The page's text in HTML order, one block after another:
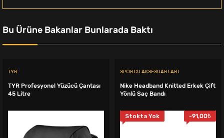
Bu Ürüne Bakanlar Bunlarada Baktı
TYR
TYR Profesyonel Yüzücü Çantası
45 Litre
SPORCU AKSESUARLARI
Nike Headband Knitted Erkek Çift
Yönlü Saç Bandı
Stokta Yok -91,00₺